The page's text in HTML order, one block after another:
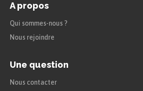
A propos
Qui sommes-nous ?
Nous rejoindre
Une question
Nous contacter